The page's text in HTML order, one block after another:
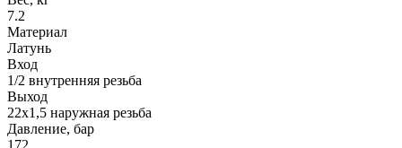
7.2
Материал
Латунь
Вход
1/2 внутренняя резьба
Выход
22х1,5 наружная резьба
Давление, бар